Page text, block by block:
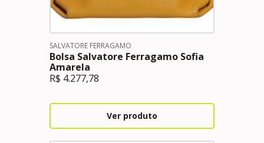
SALVATORE FERRAGAMO
Bolsa Salvatore Ferragamo Sofia
Amarela
R$ 4.277,78
Ver produto